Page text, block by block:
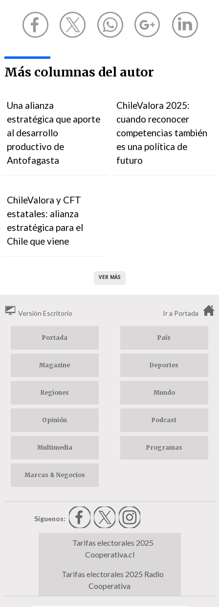
Más columnas del autor
Una alianza
estratégica que aporte
al desarrollo
productivo de
Antofagasta
ChileValora 2025:
cuando reconocer
competencias también
es una política de
futuro
ChileValora y CFT
estatales: alianza
estratégica para el
Chile que viene
VER MÁS
Versión Escritorio Ir a Portada
Portada País
Magazine Deportes
Regiones Mundo
Opinión Podcast
Multimedia Programas
Marcas & Negocios
Síguenos:
Tarifas electorales 2025
Cooperativa.cl
Tarifas electorales 2025 Radio
Cooperativa